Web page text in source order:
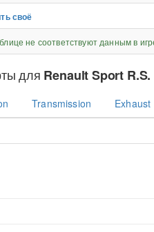
своё
не соответствуют данным в
для Renault Sport R.S.
Transmission
Exhaust